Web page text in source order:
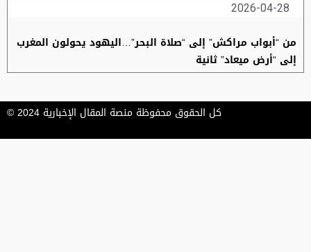
2026-04-28
من “أبواب مراكش” إلى “صلاة البحر”…اليهود يحولون المغرب
إلى “أرض ميعاد” ثانية
كل الحقوق محفوظة منصة المقال الإخبارية 2024 ©